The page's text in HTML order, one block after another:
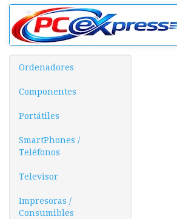
Ordenadores
Componentes
Portátiles
SmartPhones /
Teléfonos
Televisor
Impresoras /
Consumibles